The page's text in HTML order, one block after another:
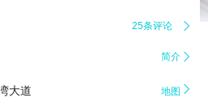
25条评论 
简介 
大道 地图 